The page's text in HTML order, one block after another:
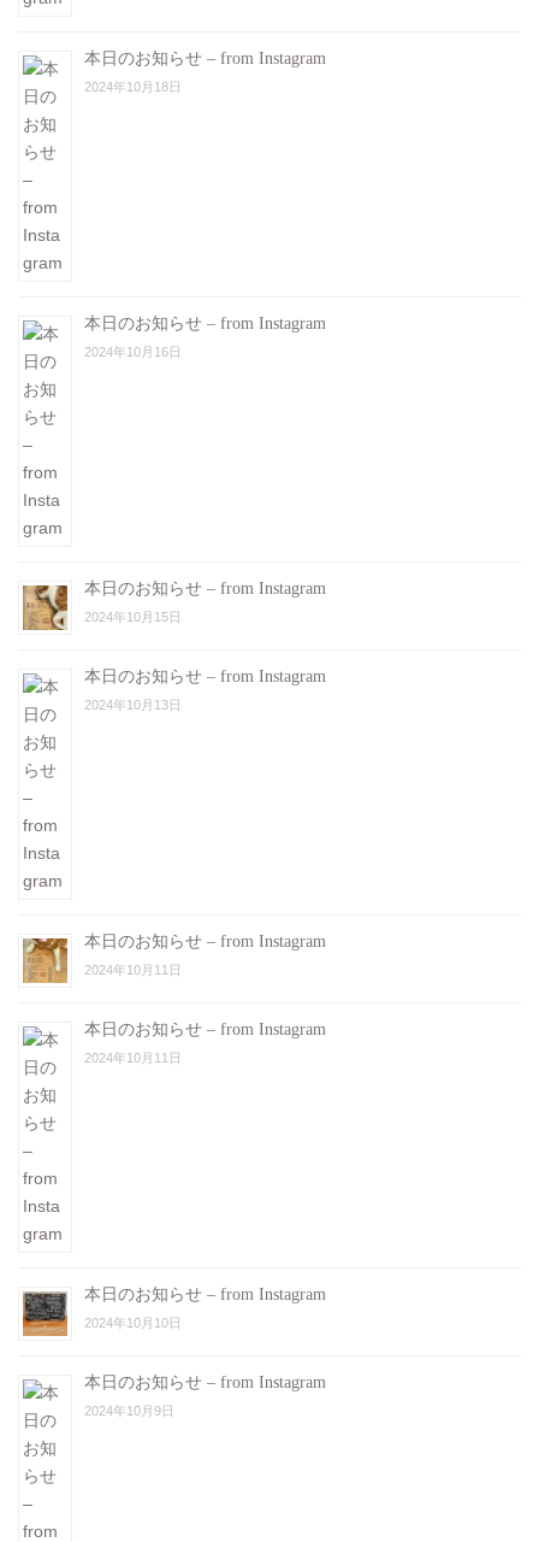
本日のお知らせ – from Instagram
2024年10月18日
本日のお知らせ – from Instagram
2024年10月16日
本日のお知らせ – from Instagram
2024年10月15日
本日のお知らせ – from Instagram
2024年10月13日
本日のお知らせ – from Instagram
2024年10月11日
本日のお知らせ – from Instagram
2024年10月11日
本日のお知らせ – from Instagram
2024年10月10日
本日のお知らせ – from Instagram
2024年10月9日